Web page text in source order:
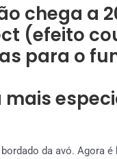
chega a
(efeito
para o
mais
da avó. Agora é